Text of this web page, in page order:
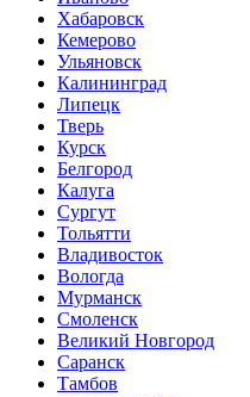
Хабаровск
Кемерово
Ульяновск
Калининград
Липецк
Тверь
Курск
Белгород
Калуга
Сургут
Тольятти
Владивосток
Вологда
Мурманск
Смоленск
Великий Новгород
Саранск
Тамбов